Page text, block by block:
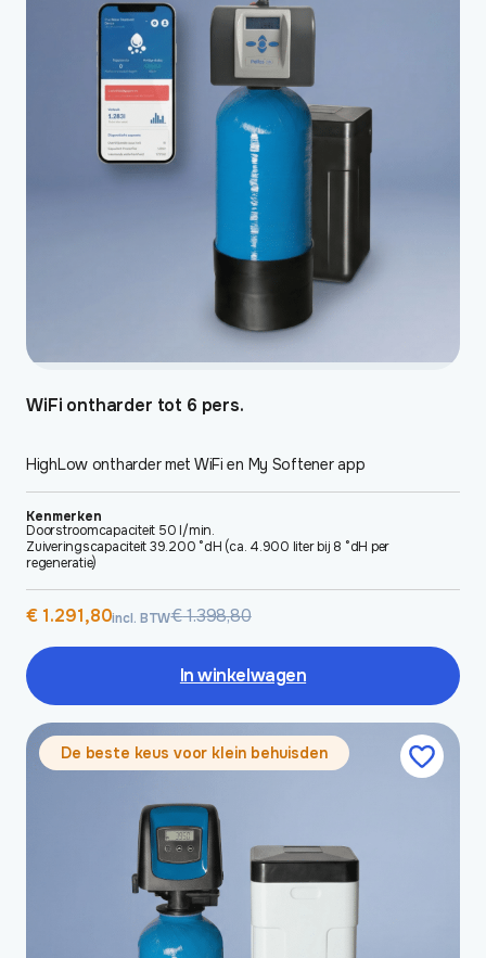
WiFi ontharder tot 6 pers.
HighLow ontharder met WiFi en My Softener app
Kenmerken
Doorstroomcapaciteit 50 l/min.
Zuiveringscapaciteit 39.200 °dH (ca. 4.900 liter bij 8 °dH per
regeneratie)
€1.398,80
Oorspronkelijke
was:
€ 1.398,80.
€1.291,80
Huidige
is:
€ 1.291,80.
incl. BTW
In winkelwagen
De beste keus voor klein behuisden